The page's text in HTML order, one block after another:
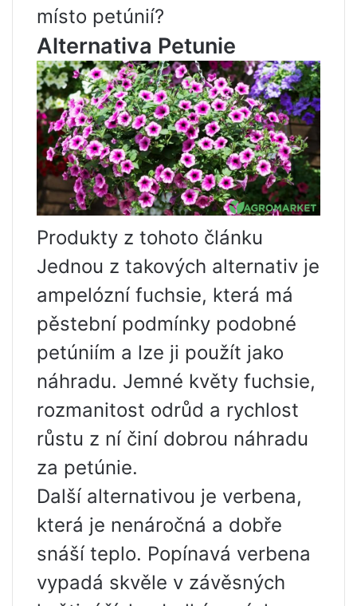
místo petúnií?
Alternativa Petunie
Produkty z tohoto článku
Jednou z takových alternativ je
ampelózní fuchsie, která má
pěstební podmínky podobné
petúniím a lze ji použít jako
náhradu. Jemné květy fuchsie,
rozmanitost odrůd a rychlost
růstu z ní činí dobrou náhradu
za petúnie.
Další alternativou je verbena,
která je nenáročná a dobře
snáší teplo. Popínavá verbena
vypadá skvěle v závěsných